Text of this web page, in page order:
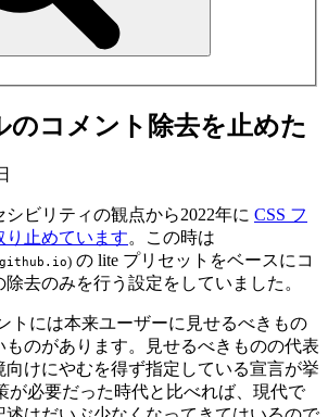
のコメント除去を止めた
ビリティの観点から2022年に CSS フ
り止めています。この時は
) の lite プリセットをベースにコ
去のみを行う設定をしていました。
トには本来ユーザーに見せるべきもの
ものがあります。見せるべきものの代表
けにやむを得ず指定している宣言が挙
が必要だった時代と比べれば、現代で